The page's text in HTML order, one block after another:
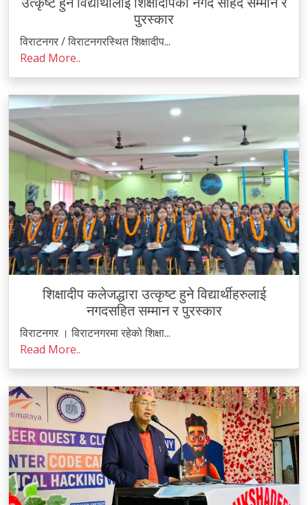
पुरस्कार
विराटनगर / विराटनगरस्थित शिक्षादीप...
Read More..
शिक्षादीप कलेजद्धारा उत्कृष्ट हुने विद्यार्थीहरुलाई
नगदसहित सम्मान र पुरस्कार
विराटनगर । विराटनगरमा रहेको शिक्षा...
Read More..